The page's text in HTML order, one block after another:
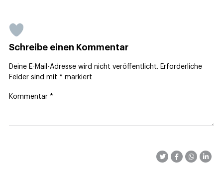
Schreibe einen Kommentar
Deine E-Mail-Adresse wird nicht veröffentlicht. Erforderliche
Felder sind mit * markiert
Kommentar *